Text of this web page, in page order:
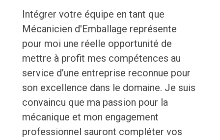
Intégrer votre équipe en tant que
Mécanicien d'Emballage représente
pour moi une réelle opportunité de
mettre à profit mes compétences au
service d’une entreprise reconnue pour
son excellence dans le domaine. Je suis
convaincu que ma passion pour la
mécanique et mon engagement
professionnel sauront compléter vos